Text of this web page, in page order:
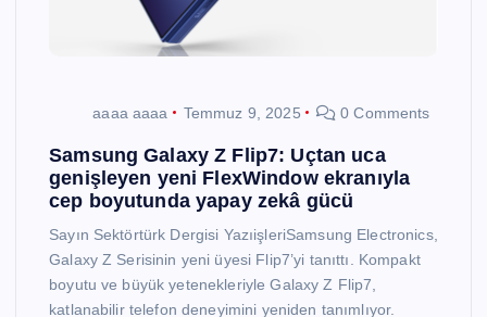
aaaa aaaa Temmuz 9, 2025 0 Comments
Samsung Galaxy Z Flip7: Uçtan uca
genişleyen yeni FlexWindow ekranıyla
cep boyutunda yapay zekâ gücü
Sayın Sektörtürk Dergisi YazıişleriSamsung Electronics,
Galaxy Z Serisinin yeni üyesi Flip7’yi tanıttı. Kompakt
boyutu ve büyük yetenekleriyle Galaxy Z Flip7,
katlanabilir telefon deneyimini yeniden tanımlıyor.